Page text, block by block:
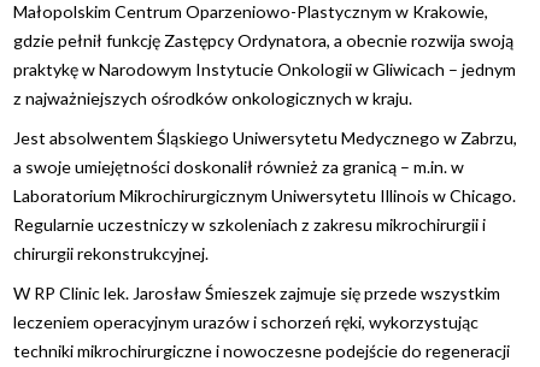
Małopolskim Centrum Oparzeniowo-Plastycznym w Krakowie,
gdzie pełnił funkcję Zastępcy Ordynatora, a obecnie rozwija swoją
praktykę w Narodowym Instytucie Onkologii w Gliwicach – jednym
z najważniejszych ośrodków onkologicznych w kraju.
Jest absolwentem Śląskiego Uniwersytetu Medycznego w Zabrzu,
a swoje umiejętności doskonalił również za granicą – m.in. w
Laboratorium Mikrochirurgicznym Uniwersytetu Illinois w Chicago.
Regularnie uczestniczy w szkoleniach z zakresu mikrochirurgii i
chirurgii rekonstrukcyjnej.
W RP Clinic lek. Jarosław Śmieszek zajmuje się przede wszystkim
leczeniem operacyjnym urazów i schorzeń ręki, wykorzystując
techniki mikrochirurgiczne i nowoczesne podejście do regeneracji